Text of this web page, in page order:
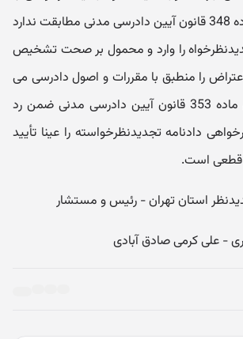
هیچیک از شقوق ماده 348 قانون آیین دادرسی مدنی مطابقت ندارد
را وارد و محمول بر صحت تشخیص
را منطبق با مقررات و اصول دادرسی می
داند مستندا به اول ماده 353 قانون آیین دادرسی مدنی ضمن رد
دادنامه تجدیدنظرخواسته را عینا تأیید
قطعی است.
- علی کرمی صادق آبادی